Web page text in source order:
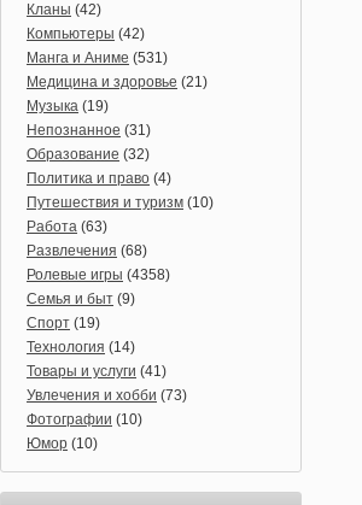
Кланы (42)
Компьютеры (42)
Манга и Аниме (531)
Медицина и здоровье (21)
Музыка (19)
Непознанное (31)
Образование (32)
Политика и право (4)
Путешествия и туризм (10)
Работа (63)
Развлечения (68)
Ролевые игры (4358)
Семья и быт (9)
Спорт (19)
Технология (14)
Товары и услуги (41)
Увлечения и хобби (73)
Фотографии (10)
Юмор (10)